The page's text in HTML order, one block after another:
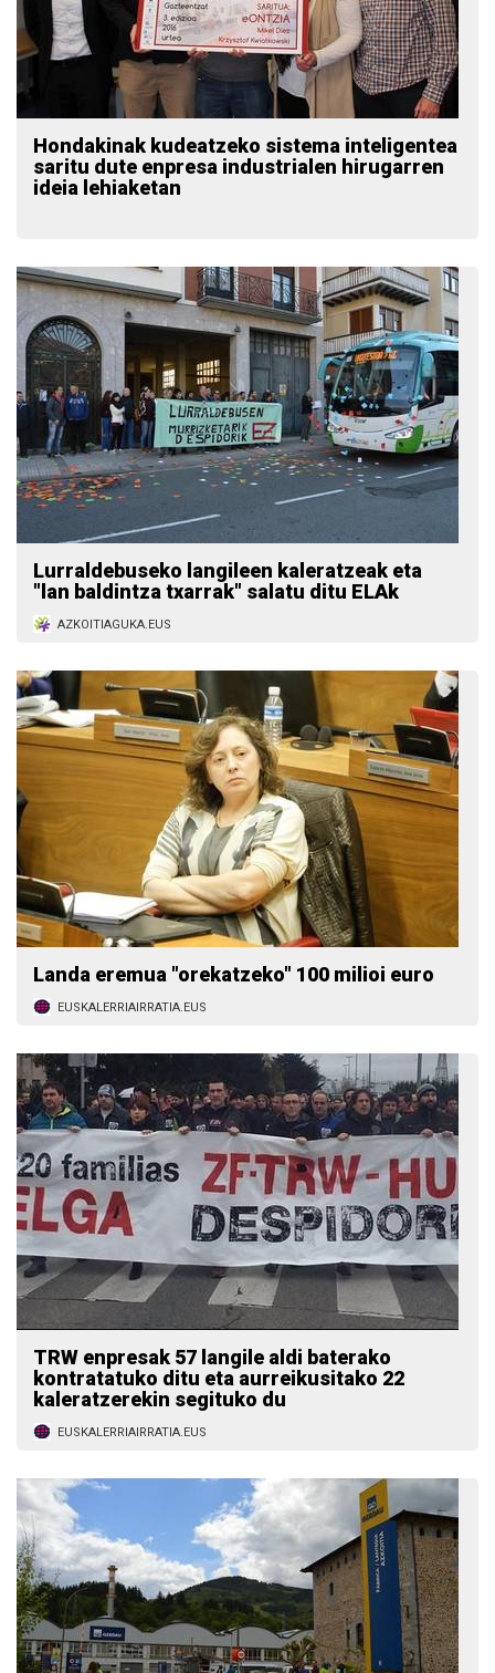
Hondakinak kudeatzeko sistema inteligentea
saritu dute enpresa industrialen hirugarren
ideia lehiaketan
Lurraldebuseko langileen kaleratzeak eta
"lan baldintza txarrak" salatu ditu ELAk
AZKOITIAGUKA.EUS
Landa eremua "orekatzeko" 100 milioi euro
EUSKALERRIAIRRATIA.EUS
TRW enpresak 57 langile aldi baterako
kontratatuko ditu eta aurreikusitako 22
kaleratzerekin segituko du
EUSKALERRIAIRRATIA.EUS